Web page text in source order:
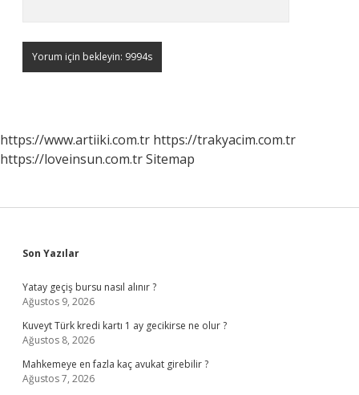
https://www.artiiki.com.tr https://trakyacim.com.tr
https://loveinsun.com.trSitemap
Sidebar
Son Yazılar
Yatay geçiş bursu nasıl alınır ?
Ağustos 9, 2026
Kuveyt Türk kredi kartı 1 ay gecikirse ne olur ?
Ağustos 8, 2026
Mahkemeye en fazla kaç avukat girebilir ?
Ağustos 7, 2026